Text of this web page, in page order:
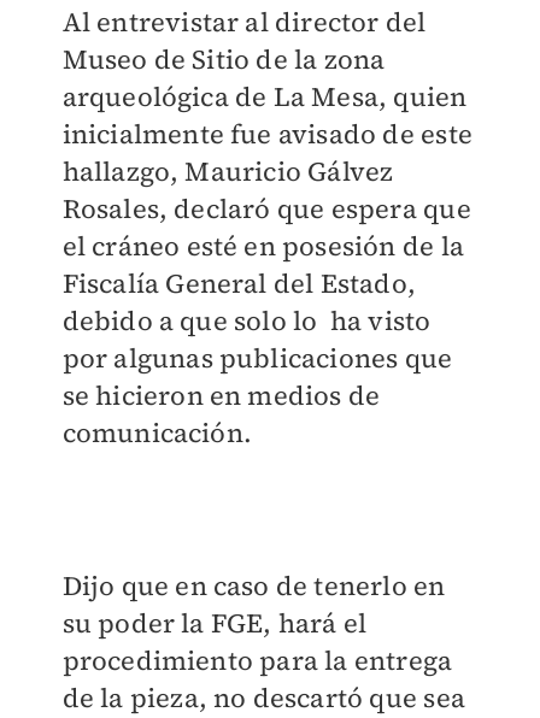
Al entrevistar al director del
Museo de Sitio de la zona
arqueológica de La Mesa, quien
inicialmente fue avisado de este
hallazgo, Mauricio Gálvez
Rosales, declaró que espera que
el cráneo esté en posesión de la
Fiscalía General del Estado,
debido a que solo lo ha visto
por algunas publicaciones que
se hicieron en medios de
comunicación.
Dijo que en caso de tenerlo en
su poder la FGE, hará el
procedimiento para la entrega
de la pieza, no descartó que sea